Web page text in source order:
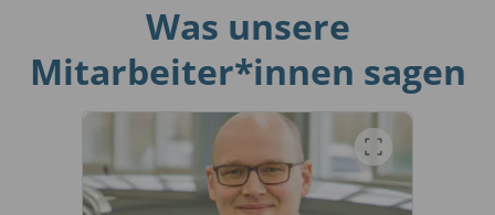
Was unsere
Mitarbeiter*innen sagen